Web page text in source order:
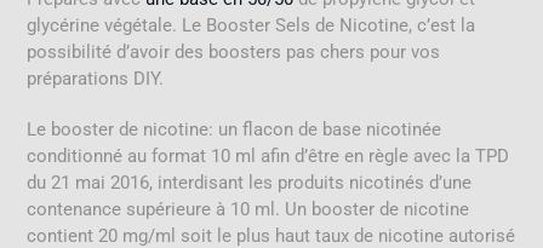
glycérine végétale. Le Booster Sels de Nicotine, c’est la
possibilité d’avoir des boosters pas chers pour vos
préparations DIY.
Le booster de nicotine: un flacon de base nicotinée
conditionné au format 10 ml afin d’être en règle avec la TPD
du 21 mai 2016, interdisant les produits nicotinés d’une
contenance supérieure à 10 ml. Un booster de nicotine
contient 20 mg/ml soit le plus haut taux de nicotine autorisé